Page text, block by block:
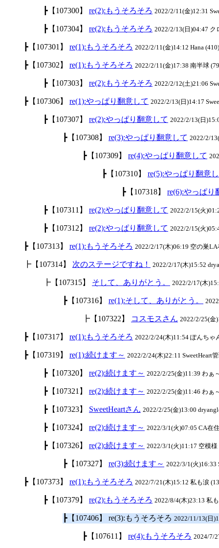
┣【107300】 re(2):もうそろそろ 2022/2/11(金)12:31
┣【107304】 re(2):もうそろそろ 2022/2/13(日)04:47 ク
┣【107301】 re(1):もうそろそろ 2022/2/11(金)14:12 Hana (410)
┣【107302】 re(1):もうそろそろ 2022/2/11(金)17:38 南半球
┣【107303】 re(2):もうそろそろ 2022/2/12(土)21:06
┣【107306】 re(1):やっぱり翻意して 2022/2/13(日)14:17
┣【107307】 re(2):やっぱり翻意して 2022/2/13(日
┣【107308】 re(3):やっぱり翻意して 2022/2/
┣【107309】 re(4):やっぱり翻意して
┣【107310】 re(5):やっぱり翻意
┣【107318】 re(6):やっぱり
┣【107311】 re(2):やっぱり翻意して 2022/2/15(火
┣【107312】 re(2):やっぱり翻意して 2022/2/15(火
┣【107313】 re(1):もうそろそろ 2022/2/17(木)06:19 空の巣LA
┣【107314】 次のステージですね！ 2022/2/17(木)15:52
┣【107315】 そして、ありがとう。 2022/2/17(木
┣【107316】 re(1):そして、ありがとう。
┣【107322】 コスモスさん 2022/2/25(金
┣【107317】 re(1):もうそろそろ 2022/2/24(木)11:54 ぽんちゃ
┣【107319】 re(1):続けます～ 2022/2/24(木)22:11 SweetHeart
┣【107320】 re(2):続けます～ 2022/2/25(金)11:39 わぁ
┣【107321】 re(2):続けます～ 2022/2/25(金)11:46 わぁ
┣【107323】 SweetHeartさん 2022/2/25(金)13:00
┣【107324】 re(2):続けます～ 2022/3/1(火)07:05 CA在
┣【107326】 re(2):続けます～ 2022/3/1(火)11:17 空模様
┣【107327】 re(3):続けます～ 2022/3/1(火)16:33
┣【107373】 re(1):もうそろそろ 2022/7/21(木)15:12 私も涙
┣【107379】 re(2):もうそろそろ 2022/8/4(木)23:13 私
┣【107406】 re(3):もうそろそろ 2022/11/13(日
┣【107611】 re(4):もうそろそろ 2024/7/